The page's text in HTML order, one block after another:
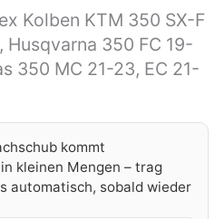
Kolben KTM 350 SX-F
350 FC 19-
350 MC 21-23, EC 21-
kommt
kleinen Mengen – trag
automatisch, sobald wieder